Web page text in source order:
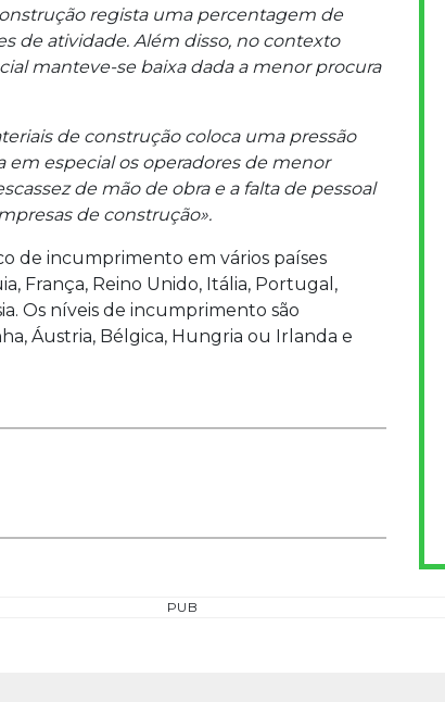
regista uma percentagem de
de atividade. Além disso, no contexto
manteve-se baixa dada a menor procura
de construção coloca uma pressão
em especial os operadores de menor
de mão de obra e a falta de pessoal
de construção».
de incumprimento em vários países
França, Reino Unido, Itália, Portugal,
Os níveis de incumprimento são
Áustria, Bélgica, Hungria ou Irlanda e
PUB